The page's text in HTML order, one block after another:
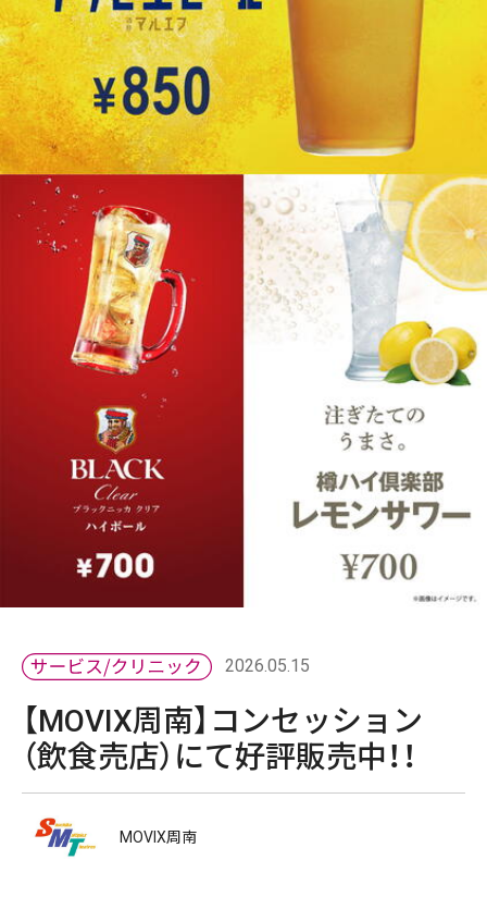
2026.05.15
【MOVIX周南】コンセッション
（飲食売店）にて好評販売中！！
MOVIX周南